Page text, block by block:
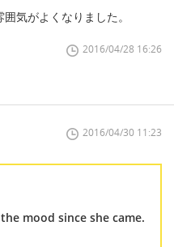
気がよくなりました。
2016/04/28 16:26
2016/04/30 11:23
mood since she came.